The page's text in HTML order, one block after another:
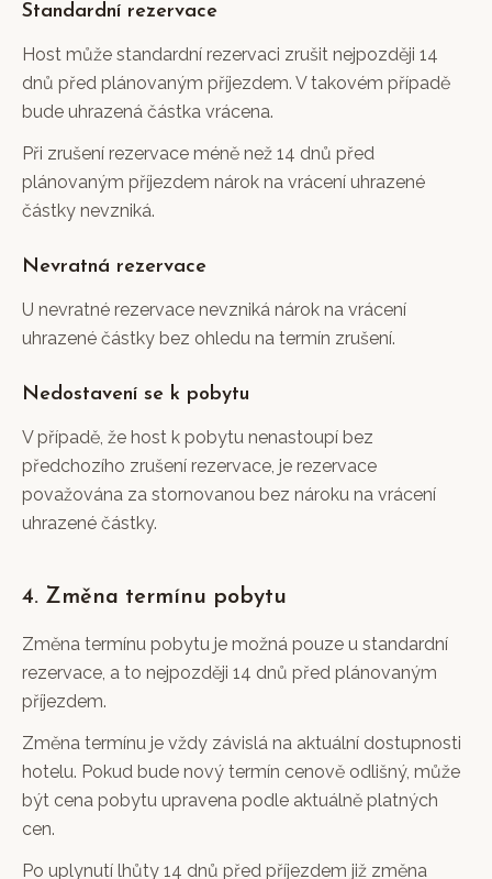
Standardní rezervace
Host může standardní rezervaci zrušit nejpozději 14
dnů před plánovaným příjezdem. V takovém případě
bude uhrazená částka vrácena.
Při zrušení rezervace méně než 14 dnů před
plánovaným příjezdem nárok na vrácení uhrazené
částky nevzniká.
Nevratná rezervace
U nevratné rezervace nevzniká nárok na vrácení
uhrazené částky bez ohledu na termín zrušení.
Nedostavení se k pobytu
V případě, že host k pobytu nenastoupí bez
předchozího zrušení rezervace, je rezervace
považována za stornovanou bez nároku na vrácení
uhrazené částky.
4. Změna termínu pobytu
Změna termínu pobytu je možná pouze u standardní
rezervace, a to nejpozději 14 dnů před plánovaným
příjezdem.
Změna termínu je vždy závislá na aktuální dostupnosti
hotelu. Pokud bude nový termín cenově odlišný, může
být cena pobytu upravena podle aktuálně platných
cen.
Po uplynutí lhůty 14 dnů před příjezdem již změna